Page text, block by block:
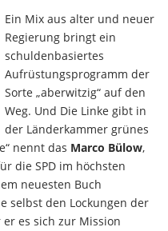
Ein Mix aus alter und neuer
Regierung bringt ein
schuldenbasiertes
Aufrüstungsprogramm der
Sorte „aberwitzig“ auf den
Weg. Und Die Linke gibt in
der Länderkammer grünes
nennt das Marco Bülow,
die SPD im höchsten
neuesten Buch
selbst den Lockungen der
es sich zur Mission